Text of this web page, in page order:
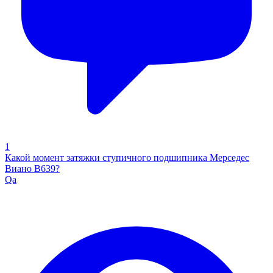
1
Какой момент затяжки ступичного подшипника Мерседес
Виано В639?
Qa